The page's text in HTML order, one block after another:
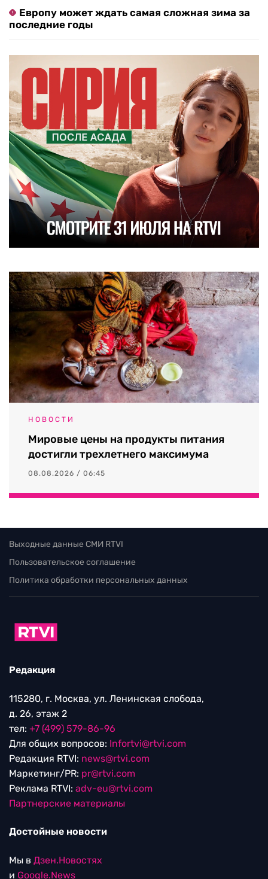
Европу может ждать самая сложная зима за
последние годы
НОВОСТИ
Мировые цены на продукты питания
достигли трехлетнего максимума
08.08.2026 / 06:45
Выходные данные СМИ RTVI
Пользовательское соглашение
Политика обработки персональных данных
Редакция
115280, г. Москва, ул. Ленинская слобода,
д. 26, этаж 2
тел: +7 (499) 579-86-96
Для общих вопросов: Infortvi@rtvi.com
Редакция RTVI: news@rtvi.com
Маркетинг/PR: pr@rtvi.com
Реклама RTVI: adv-eu@rtvi.com
Партнерские материалы
Достойные новости
Мы в Дзен.Новостях
и Google.News